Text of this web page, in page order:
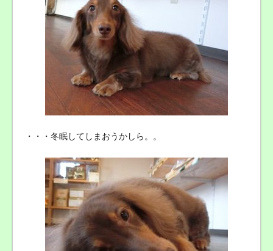
・・・冬眠してしまおうかしら。。